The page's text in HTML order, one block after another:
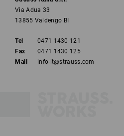
Via Adua 33
13855 Valdengo BI
Tel
0471 1430 121
Fax
0471 1430 125
Mail
info-it@strauss.com